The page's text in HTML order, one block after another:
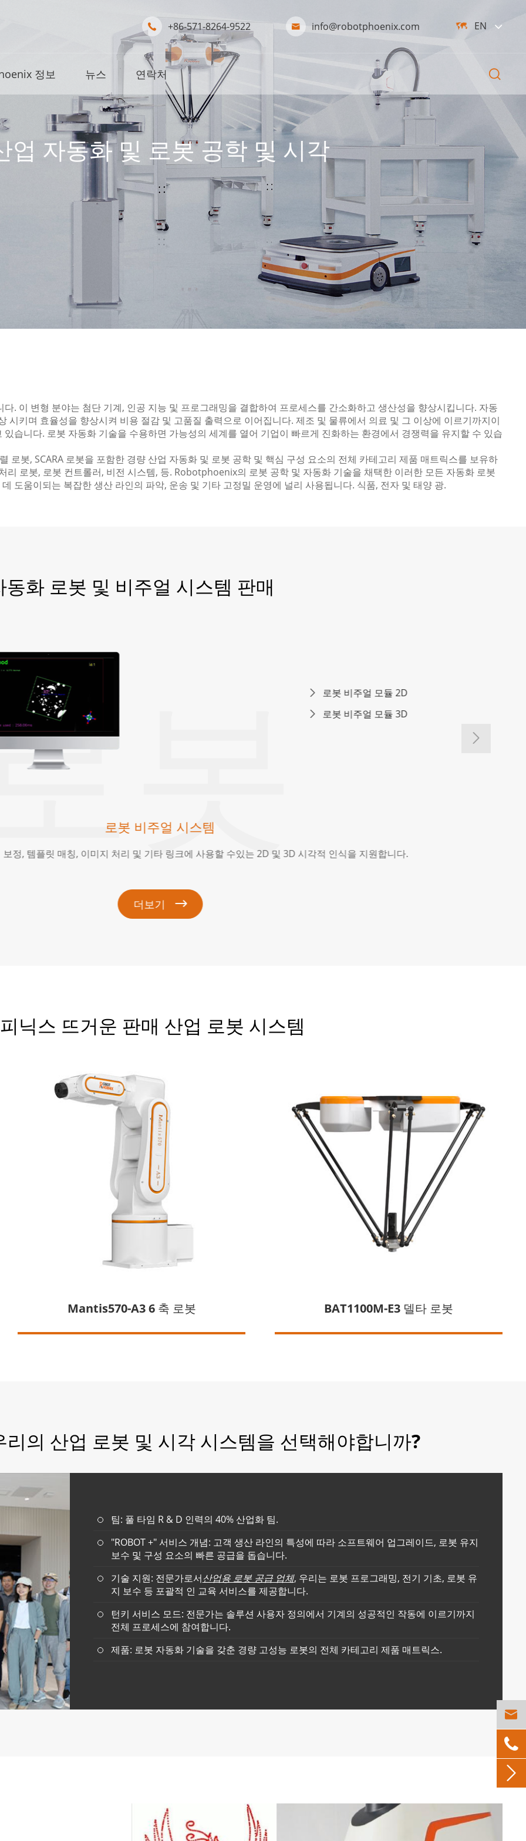
 +86-571-8264-9522  info@robotphoenix.com  EN
정보 뉴스 연락처 
업 자동화 및 로봇 공학 및 시각
. 이 변형 분야는 첨단 기계, 인공 지능 및 프로그래밍을 결합하여 프로세스를 간소화하고 생산성을 향상시킵니다. 자동
시키며 효율성을 향상시켜 비용 절감 및 고품질 출력으로 이어집니다. 제조 및 물류에서 의료 및 그 이상에 이르기까지이
습니다. 로봇 자동화 기술을 수용하면 가능성의 세계를 열어 기업이 빠르게 진화하는 환경에서 경쟁력을 유지할 수 있습
봇, SCARA 로봇을 포함한 경량 산업 자동화 및 로봇 공학 및 핵심 구성 요소의 전체 카테고리 제품 매트릭스를 보유하
리 로봇, 로봇 컨트롤러, 비전 시스템, 등. Robotphoenix의 로봇 공학 및 자동화 기술을 채택한 이러한 모든 자동화 로봇
도움이되는 복잡한 생산 라인의 파악, 운송 및 기타 고정밀 운영에 널리 사용됩니다. 식품, 전자 및 태양 광.
동화 로봇 및 비주얼 시스템 판매
스카라 로봇
6 축 로봇
산업용 로봇 판매
산 환경에 적용 할 수있는 모든 범주의 경량 고성능 산업용 로봇을 보유하고 있습니다.
더보기 

봇
닉스 뜨거운 판매 산업 로봇 시스템
Mantis570-A3 6 축 로봇
정확한 작업에 기여합니다.
BAT1100M-E3 델타 로봇
더보기 
의 산업 로봇 및 시각 시스템을 선택해야합니까?
팀: 풀 타임 R & D 인력의 40% 산업화 팀.
"ROBOT +" 서비스 개념: 고객 생산 라인의 특성에 따라 소프트웨어 업그레이드, 로봇 유지
보수 및 구성 요소의 빠른 공급을 돕습니다.
기술 지원: 전문가로서산업용 로봇 공급 업체, 우리는 로봇 프로그래밍, 전기 기초, 로봇 유
지 보수 등 포괄적 인 교육 서비스를 제공합니다.
턴키 서비스 모드: 전문가는 솔루션 사용자 정의에서 기계의 성공적인 작동에 이르기까지
전체 프로세스에 참여합니다.
제품: 로봇 자동화 기술을 갖춘 경량 고성능 로봇의 전체 카테고리 제품 매트릭스.


